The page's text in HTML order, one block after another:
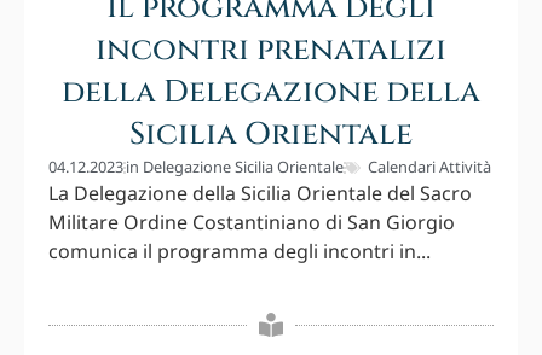
incontri prenatalizi
della Delegazione della
Sicilia Orientale
04.12.2023in Delegazione Sicilia Orientale Calendari Attività
La Delegazione della Sicilia Orientale del Sacro
Militare Ordine Costantiniano di San Giorgio
comunica il programma degli incontri in...